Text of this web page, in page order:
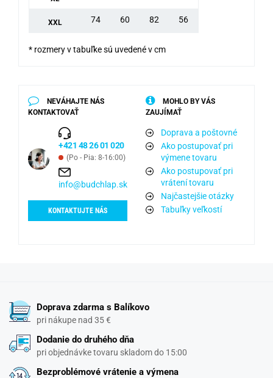
XXL 74 60 82 56
* rozmery v tabuľke sú uvedené v cm
NEVÁHAJTE NÁS
KONTAKTOVAŤ
+421 48 26 01 020
(Po - Pia: 8-16:00)
info@budchlap.sk
KONTAKTUJTE NÁS
MOHLO BY VÁS
ZAUJÍMAŤ
Doprava a poštovné
Ako postupovať pri
výmene tovaru
Ako postupovať pri
vrátení tovaru
Najčastejšie otázky
Tabuľky veľkostí
Doprava zdarma s Balíkovo
pri nákupe nad 35 €
Dodanie do druhého dňa
pri objednávke tovaru skladom do 15:00
Bezproblémové vrátenie a výmena